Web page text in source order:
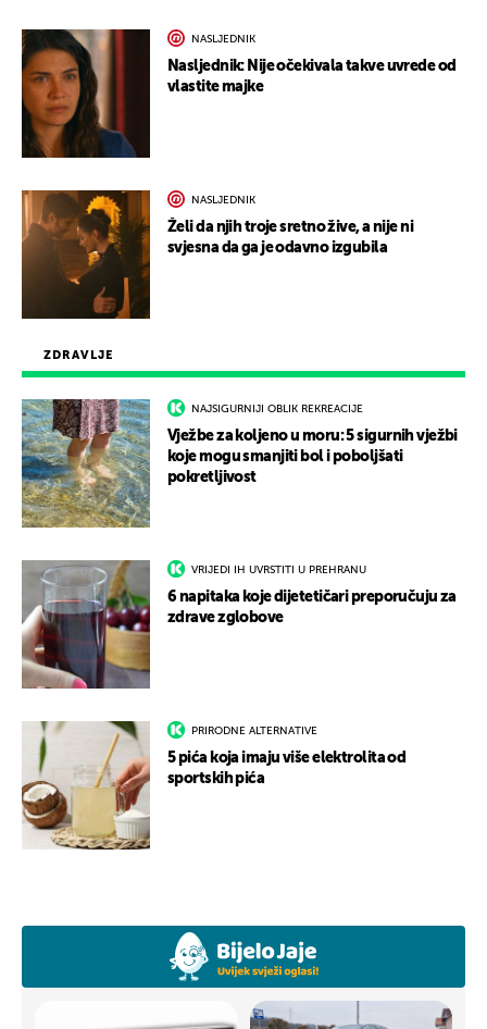
ZDRAVLJE
NAJSIGURNIJI OBLIK REKREACIJE
Vježbe za koljeno u moru: 5 sigurnih vježbi
koje mogu smanjiti bol i poboljšati
pokretljivost
VRIJEDI IH UVRSTITI U PREHRANU
6 napitaka koje dijetetičari preporučuju za
zdrave zglobove
PRIRODNE ALTERNATIVE
5 pića koja imaju više elektrolita od
sportskih pića
NASLJEDNIK
Nasljednik: Nije očekivala takve uvrede od
vlastite majke
NASLJEDNIK
Želi da njih troje sretno žive, a nije ni
svjesna da ga je odavno izgubila